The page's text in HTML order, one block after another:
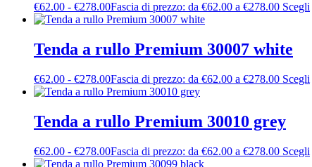
€62.00 - €278.00Fascia di prezzo: da €62.00 a €278.00 Scegli
Tenda a rullo Premium 30007 white
€62.00 - €278.00Fascia di prezzo: da €62.00 a €278.00 Scegli
Tenda a rullo Premium 30010 grey
€62.00 - €278.00Fascia di prezzo: da €62.00 a €278.00 Scegli